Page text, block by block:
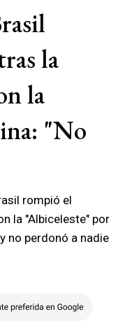
la
la
"No
rompió el
la "Albiceleste" por
no perdonó a nadie